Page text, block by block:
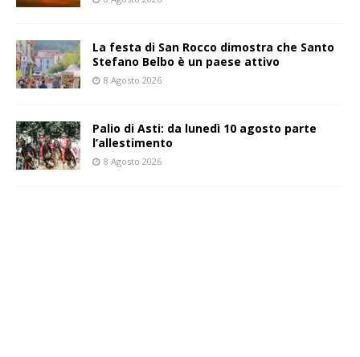
La festa di San Rocco dimostra che Santo
Stefano Belbo è un paese attivo
8 Agosto 2026
Palio di Asti: da lunedì 10 agosto parte
l’allestimento
8 Agosto 2026